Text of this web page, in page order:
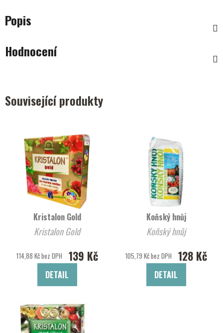
Popis
Hodnocení
Související produkty
Kristalon Gold
Kristalon Gold
114,88 Kč bez DPH 139 Kč
DETAIL
Koňský hnůj
Koňský hnůj
105,79 Kč bez DPH 128 Kč
DETAIL